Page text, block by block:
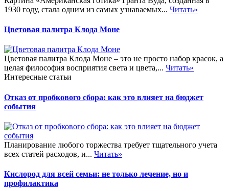
1930 году, стала одним из самых узнаваемых... Читать»
Цветовая палитра Клода Моне
Цветовая палитра Клода Моне – это не просто набор красок, а
целая философия восприятия света и цвета,... Читать»
Интересные статьи
Отказ от пробкового сбора: как это влияет на бюджет
события
Планирование любого торжества требует тщательного учета
всех статей расходов, и... Читать»
Кислород для всей семьи: не только лечение, но и
профилактика